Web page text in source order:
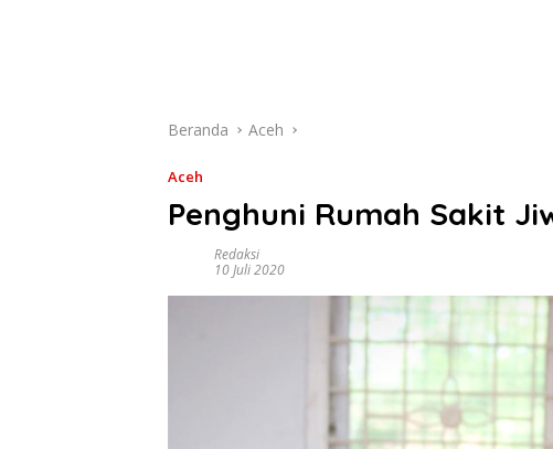
Beranda Aceh
Aceh
Penghuni Rumah Sakit
Redaksi
10 Juli 2020